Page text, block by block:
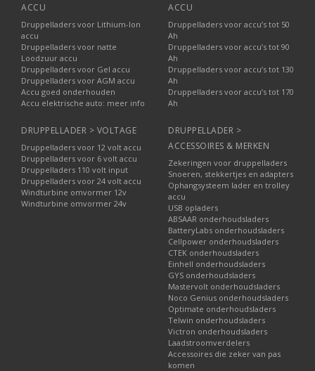
ACCU
Druppelladers voor Lithium-Ion
accu
Druppelladers voor natte
Loodzuur accu
Druppelladers voor Gel accu
Druppelladers voor AGM accu
Accu goed onderhouden
Accu elektrische auto: meer info
ACCU
Druppelladers voor accu’s tot 50
Ah
Druppelladers voor accu’s tot 90
Ah
Druppelladers voor accu’s tot 130
Ah
Druppelladers voor accu’s tot 170
Ah
DRUPPELLADER > VOLTAGE
Druppelladers voor 12 volt accu
Druppelladers voor 6 volt accu
Druppelladers 110 volt input
Druppelladers voor 24 volt accu
Windturbine omvormer 12v
Windturbine omvormer 24v
DRUPPELLADER >
ACCESSOIRES & MERKEN
Zekeringen voor druppelladers
Snoeren, stekkertjes en adapters
Ophangsysteem lader en trolley
accu
USB opladers
ABSAAR onderhoudsladers
BatteryLabs onderhoudsladers
Cellpower onderhoudsladers
CTEK onderhoudsladers
Einhell onderhoudsladers
GYS onderhoudsladers
Mastervolt onderhoudsladers
Noco Genius onderhoudsladers
Optimate onderhoudsladers
Telwin onderhoudsladers
Victron onderhoudsladers
Laadstroomverdelers
Accessoires die zeker van pas
komen